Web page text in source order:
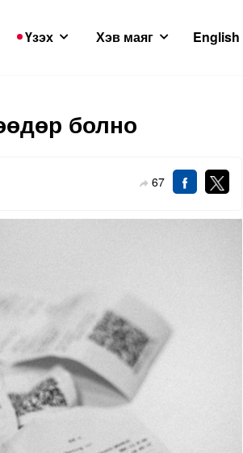
Үзэх Хэв маяг English
болно
67